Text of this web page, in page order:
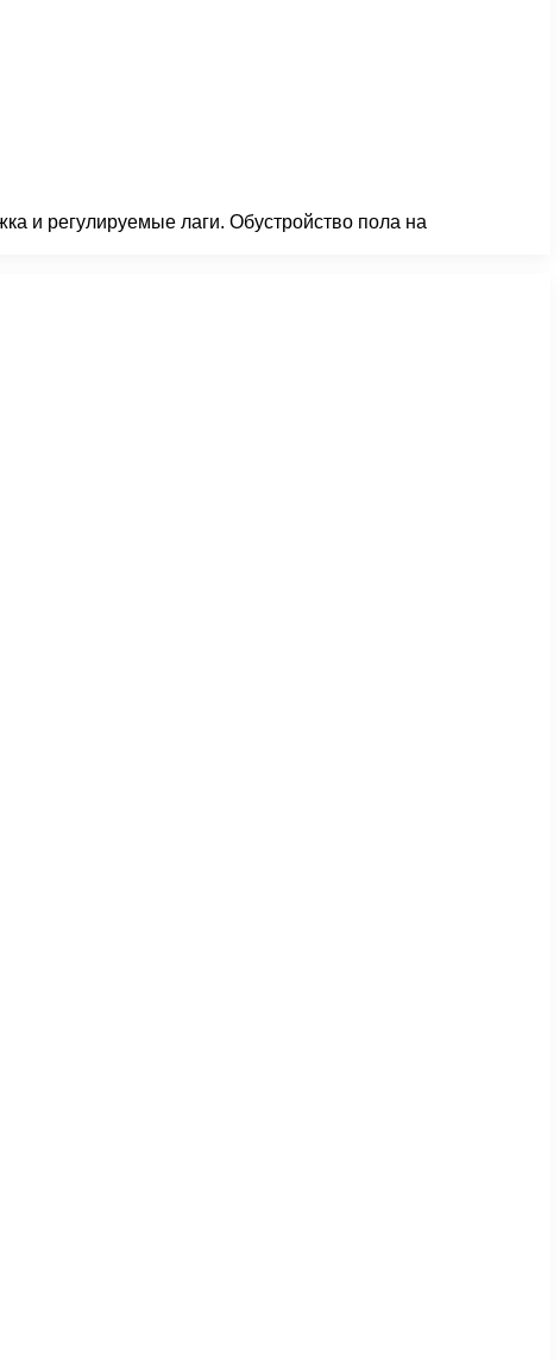
и регулируемые лаги. Обустройство пола на